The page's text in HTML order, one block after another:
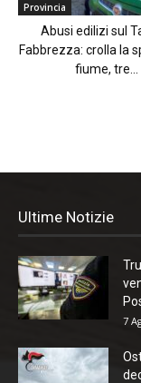
Provincia
Abusi edilizi sul
Fabbrezza: crolla la
fiume, tre...
Ultime Notizie
7